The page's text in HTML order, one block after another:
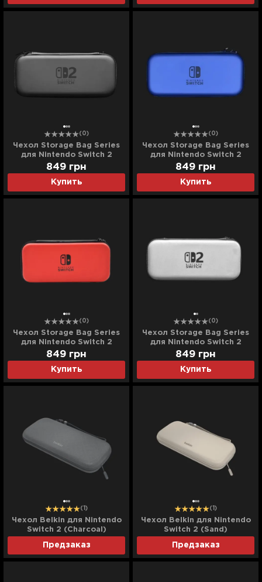
(0)
Чехол Storage Bag Series
для Nintendo Switch 2
(Black)
Купить
849 грн
(0)
Чехол Storage Bag Series
для Nintendo Switch 2
(Blue)
Купить
849 грн
(0)
Чехол Storage Bag Series
для Nintendo Switch 2
(Red)
Купить
849 грн
(0)
Чехол Storage Bag Series
для Nintendo Switch 2
(White)
Купить
849 грн
(1)
Чехол Belkin для Nintendo
Switch 2 (Charcoal)
Предзаказ
(1)
Чехол Belkin для Nintendo
Switch 2 (Sand)
Предзаказ